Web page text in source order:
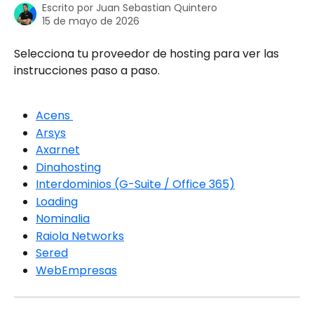
Escrito por Juan Sebastian Quintero
15 de mayo de 2026
Selecciona tu proveedor de hosting para ver las
instrucciones paso a paso.
Acens
Arsys
Axarnet
Dinahosting
Interdominios (G-Suite / Office 365)
Loading
Nominalia
Raiola Networks
Sered
WebEmpresas